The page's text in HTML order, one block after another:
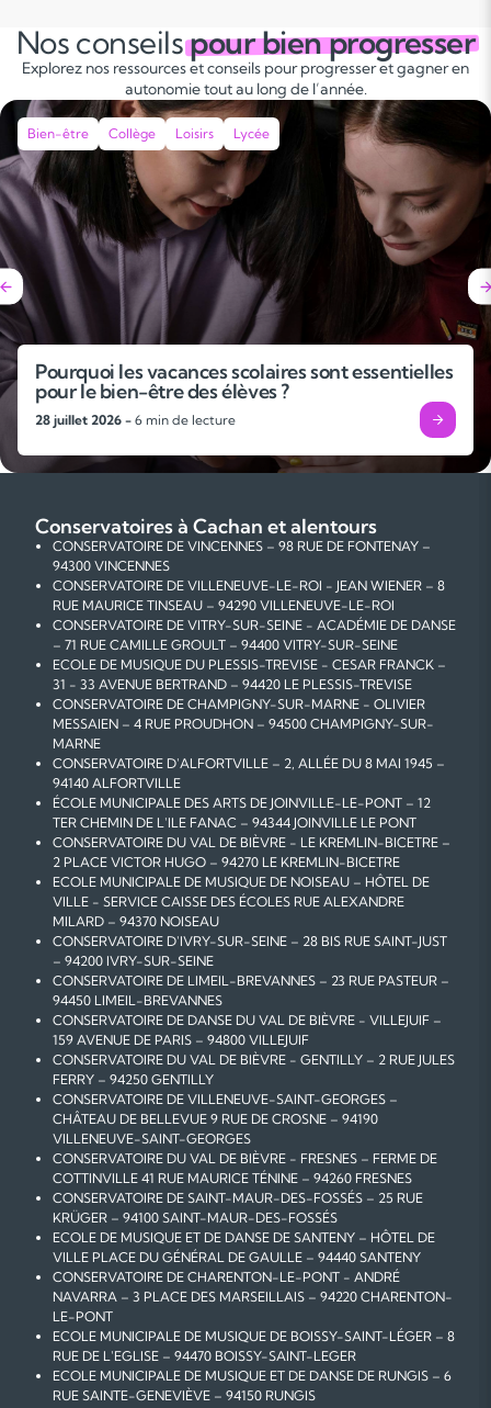
Nos conseilspour bien progresser
Explorez nos ressources et conseils pour progresser et gagner en
autonomie tout au long de l’année.
Bien-être Collège Loisirs Lycée
Pourquoi les vacances scolaires sont essentielles
pour le bien-être des élèves ?
28 juillet 2026 - 6 min de lecture
Conservatoires à Cachan et alentours
CONSERVATOIRE DE VINCENNES – 98 RUE DE FONTENAY –
94300 VINCENNES
CONSERVATOIRE DE VILLENEUVE-LE-ROI - JEAN WIENER – 8
RUE MAURICE TINSEAU – 94290 VILLENEUVE-LE-ROI
CONSERVATOIRE DE VITRY-SUR-SEINE - ACADÉMIE DE DANSE
– 71 RUE CAMILLE GROULT – 94400 VITRY-SUR-SEINE
ECOLE DE MUSIQUE DU PLESSIS-TREVISE - CESAR FRANCK –
31 - 33 AVENUE BERTRAND – 94420 LE PLESSIS-TREVISE
CONSERVATOIRE DE CHAMPIGNY-SUR-MARNE - OLIVIER
MESSAIEN – 4 RUE PROUDHON – 94500 CHAMPIGNY-SUR-
MARNE
CONSERVATOIRE D'ALFORTVILLE – 2, ALLÉE DU 8 MAI 1945 –
94140 ALFORTVILLE
ÉCOLE MUNICIPALE DES ARTS DE JOINVILLE-LE-PONT – 12
TER CHEMIN DE L'ILE FANAC – 94344 JOINVILLE LE PONT
CONSERVATOIRE DU VAL DE BIÈVRE - LE KREMLIN-BICETRE –
2 PLACE VICTOR HUGO – 94270 LE KREMLIN-BICETRE
ECOLE MUNICIPALE DE MUSIQUE DE NOISEAU – HÔTEL DE
VILLE - SERVICE CAISSE DES ÉCOLES RUE ALEXANDRE
MILARD – 94370 NOISEAU
CONSERVATOIRE D'IVRY-SUR-SEINE – 28 BIS RUE SAINT-JUST
– 94200 IVRY-SUR-SEINE
CONSERVATOIRE DE LIMEIL-BREVANNES – 23 RUE PASTEUR –
94450 LIMEIL-BREVANNES
CONSERVATOIRE DE DANSE DU VAL DE BIÈVRE - VILLEJUIF –
159 AVENUE DE PARIS – 94800 VILLEJUIF
CONSERVATOIRE DU VAL DE BIÈVRE - GENTILLY – 2 RUE JULES
FERRY – 94250 GENTILLY
CONSERVATOIRE DE VILLENEUVE-SAINT-GEORGES –
CHÂTEAU DE BELLEVUE 9 RUE DE CROSNE – 94190
VILLENEUVE-SAINT-GEORGES
CONSERVATOIRE DU VAL DE BIÈVRE - FRESNES – FERME DE
COTTINVILLE 41 RUE MAURICE TÉNINE – 94260 FRESNES
CONSERVATOIRE DE SAINT-MAUR-DES-FOSSÉS – 25 RUE
KRÜGER – 94100 SAINT-MAUR-DES-FOSSÉS
ECOLE DE MUSIQUE ET DE DANSE DE SANTENY – HÔTEL DE
VILLE PLACE DU GÉNÉRAL DE GAULLE – 94440 SANTENY
CONSERVATOIRE DE CHARENTON-LE-PONT - ANDRÉ
NAVARRA – 3 PLACE DES MARSEILLAIS – 94220 CHARENTON-
LE-PONT
ECOLE MUNICIPALE DE MUSIQUE DE BOISSY-SAINT-LÉGER – 8
RUE DE L'EGLISE – 94470 BOISSY-SAINT-LEGER
ECOLE MUNICIPALE DE MUSIQUE ET DE DANSE DE RUNGIS – 6
RUE SAINTE-GENEVIÈVE – 94150 RUNGIS